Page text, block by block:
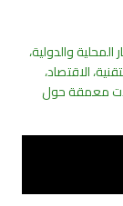
والدولية،
الاقتصاد،
معمقة حول